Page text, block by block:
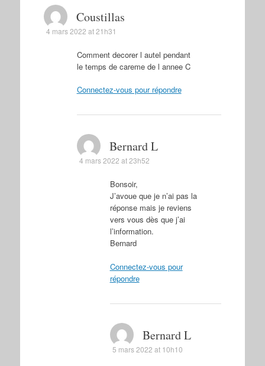
Coustillas
4 mars 2022 at 21h31
Comment decorer l autel pendant
le temps de careme de l annee C
Connectez-vous pour répondre
Bernard L
4 mars 2022 at 23h52
Bonsoir,
J’avoue que je n’ai pas la
réponse mais je reviens
vers vous dès que j’ai
l’information.
Bernard
Connectez-vous pour
répondre
Bernard L
5 mars 2022 at 10h10